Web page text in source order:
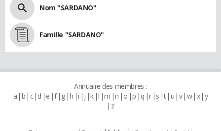
Nom "SARDANO"
Famille "SARDANO"
Annuaire des membres :
a b c d e f g h i j k l m n o p q r s t u v w x y
z